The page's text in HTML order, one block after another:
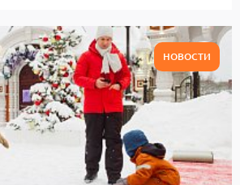
НОВОСТИ